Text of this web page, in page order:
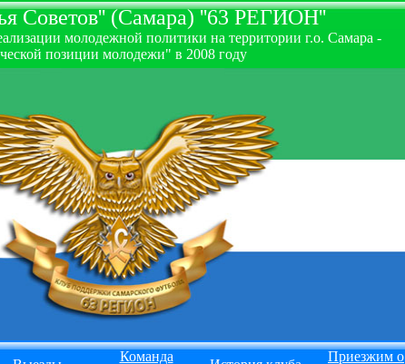
Советов'' (Самара) ''63 РЕГИОН''
молодежной политики на территории г.о. Самара -
позиции молодежи" в 2008 году
Команда
Приезжим о